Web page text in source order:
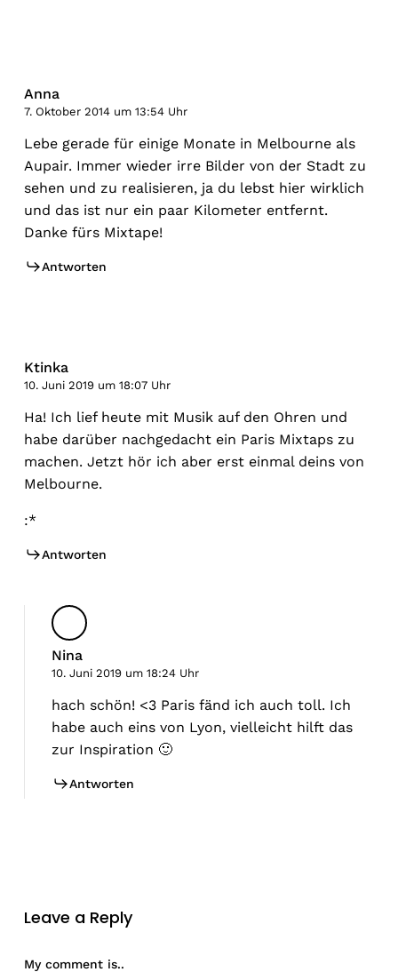
Anna
7. Oktober 2014 um 13:54 Uhr
Lebe gerade für einige Monate in Melbourne als
Aupair. Immer wieder irre Bilder von der Stadt zu
sehen und zu realisieren, ja du lebst hier wirklich
und das ist nur ein paar Kilometer entfernt.
Danke fürs Mixtape!
Antworten
Ktinka
10. Juni 2019 um 18:07 Uhr
Ha! Ich lief heute mit Musik auf den Ohren und
habe darüber nachgedacht ein Paris Mixtaps zu
machen. Jetzt hör ich aber erst einmal deins von
Melbourne.
:*
Antworten
Nina
10. Juni 2019 um 18:24 Uhr
hach schön! <3 Paris fänd ich auch toll. Ich
habe auch eins von Lyon, vielleicht hilft das
zur Inspiration 🙂
Antworten
Leave a Reply
My comment is..